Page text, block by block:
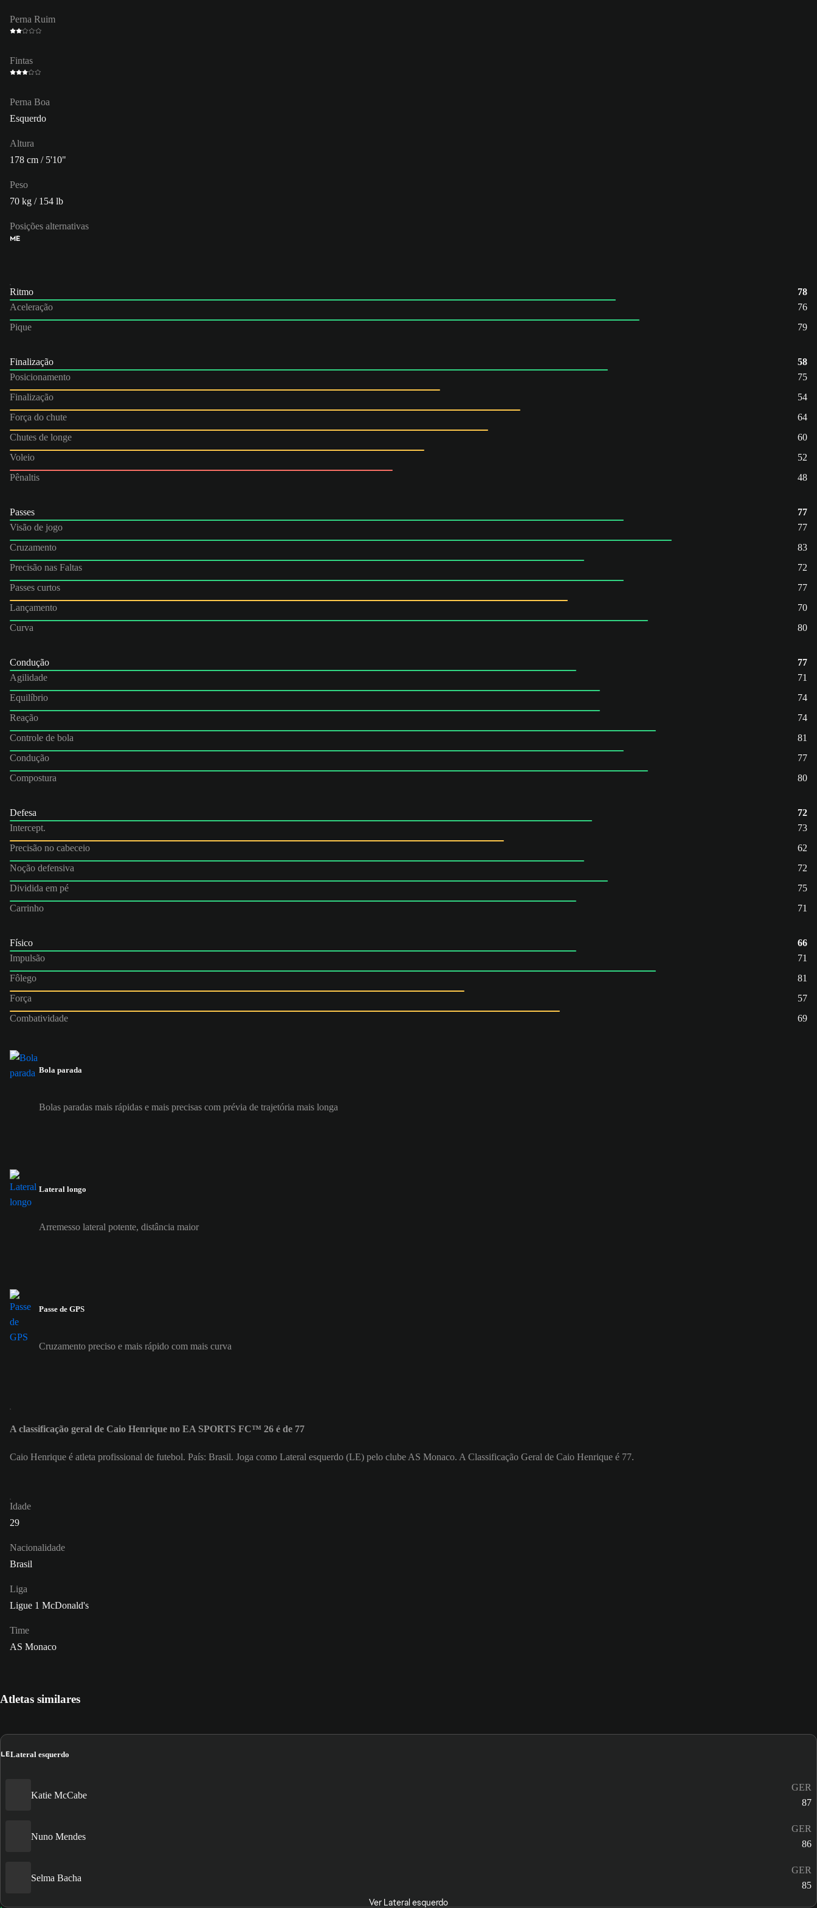
Perna Ruim
Fintas
Perna Boa
Esquerdo
Altura
178 cm / 5'10"
Peso
70 kg / 154 lb
Posições alternativas
ME
Ritmo
78
Aceleração
76
Pique
79
Finalização
58
Posicionamento
75
Finalização
54
Força do chute
64
Chutes de longe
60
Voleio
52
Pênaltis
48
Passes
77
Visão de jogo
77
Cruzamento
83
Precisão nas Faltas
72
Passes curtos
77
Lançamento
70
Curva
80
Condução
77
Agilidade
71
Equilíbrio
74
Reação
74
Controle de bola
81
Condução
77
Compostura
80
Defesa
72
Intercept.
73
Precisão no cabeceio
62
Noção defensiva
72
Dividida em pé
75
Carrinho
71
Físico
66
Impulsão
71
Fôlego
81
Força
57
Combatividade
69
Bola parada
Bolas paradas mais rápidas e mais precisas com prévia de trajetória mais longa
Lateral longo
Arremesso lateral potente, distância maior
Passe de GPS
Cruzamento preciso e mais rápido com mais curva
A classificação geral de Caio Henrique no EA SPORTS FC™ 26 é de 77
Caio Henrique é atleta profissional de futebol. País: Brasil. Joga como Lateral esquerdo (LE) pelo clube AS Monaco. A Classificação Geral de Caio Henrique é 77.
Idade
29
Nacionalidade
Brasil
Liga
Ligue 1 McDonald's
Time
AS Monaco
Atletas similares
LELateral esquerdo
Katie McCabe
GER
87
Nuno Mendes
GER
86
Selma Bacha
GER
85
Ver Lateral esquerdo